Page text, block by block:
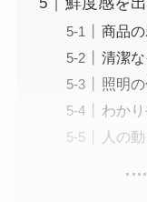
商品
清潔
照明
わか
人の